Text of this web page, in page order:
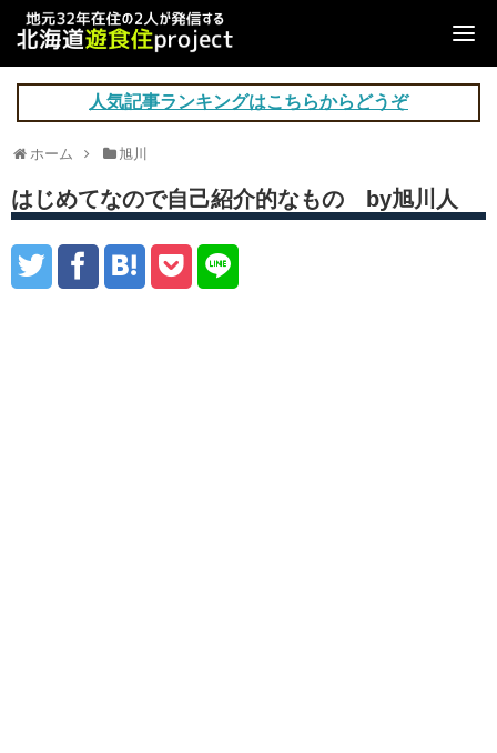
人気記事ランキングはこちらからどうぞ
ホーム 旭川
はじめてなので自己紹介的なもの by旭川人